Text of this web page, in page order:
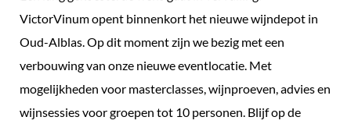
VictorVinum opent binnenkort het nieuwe wijndepot in
Oud-Alblas. Op dit moment zijn we bezig met een
verbouwing van onze nieuwe eventlocatie. Met
mogelijkheden voor masterclasses, wijnproeven, advies en
wijnsessies voor groepen tot 10 personen. Blijf op de